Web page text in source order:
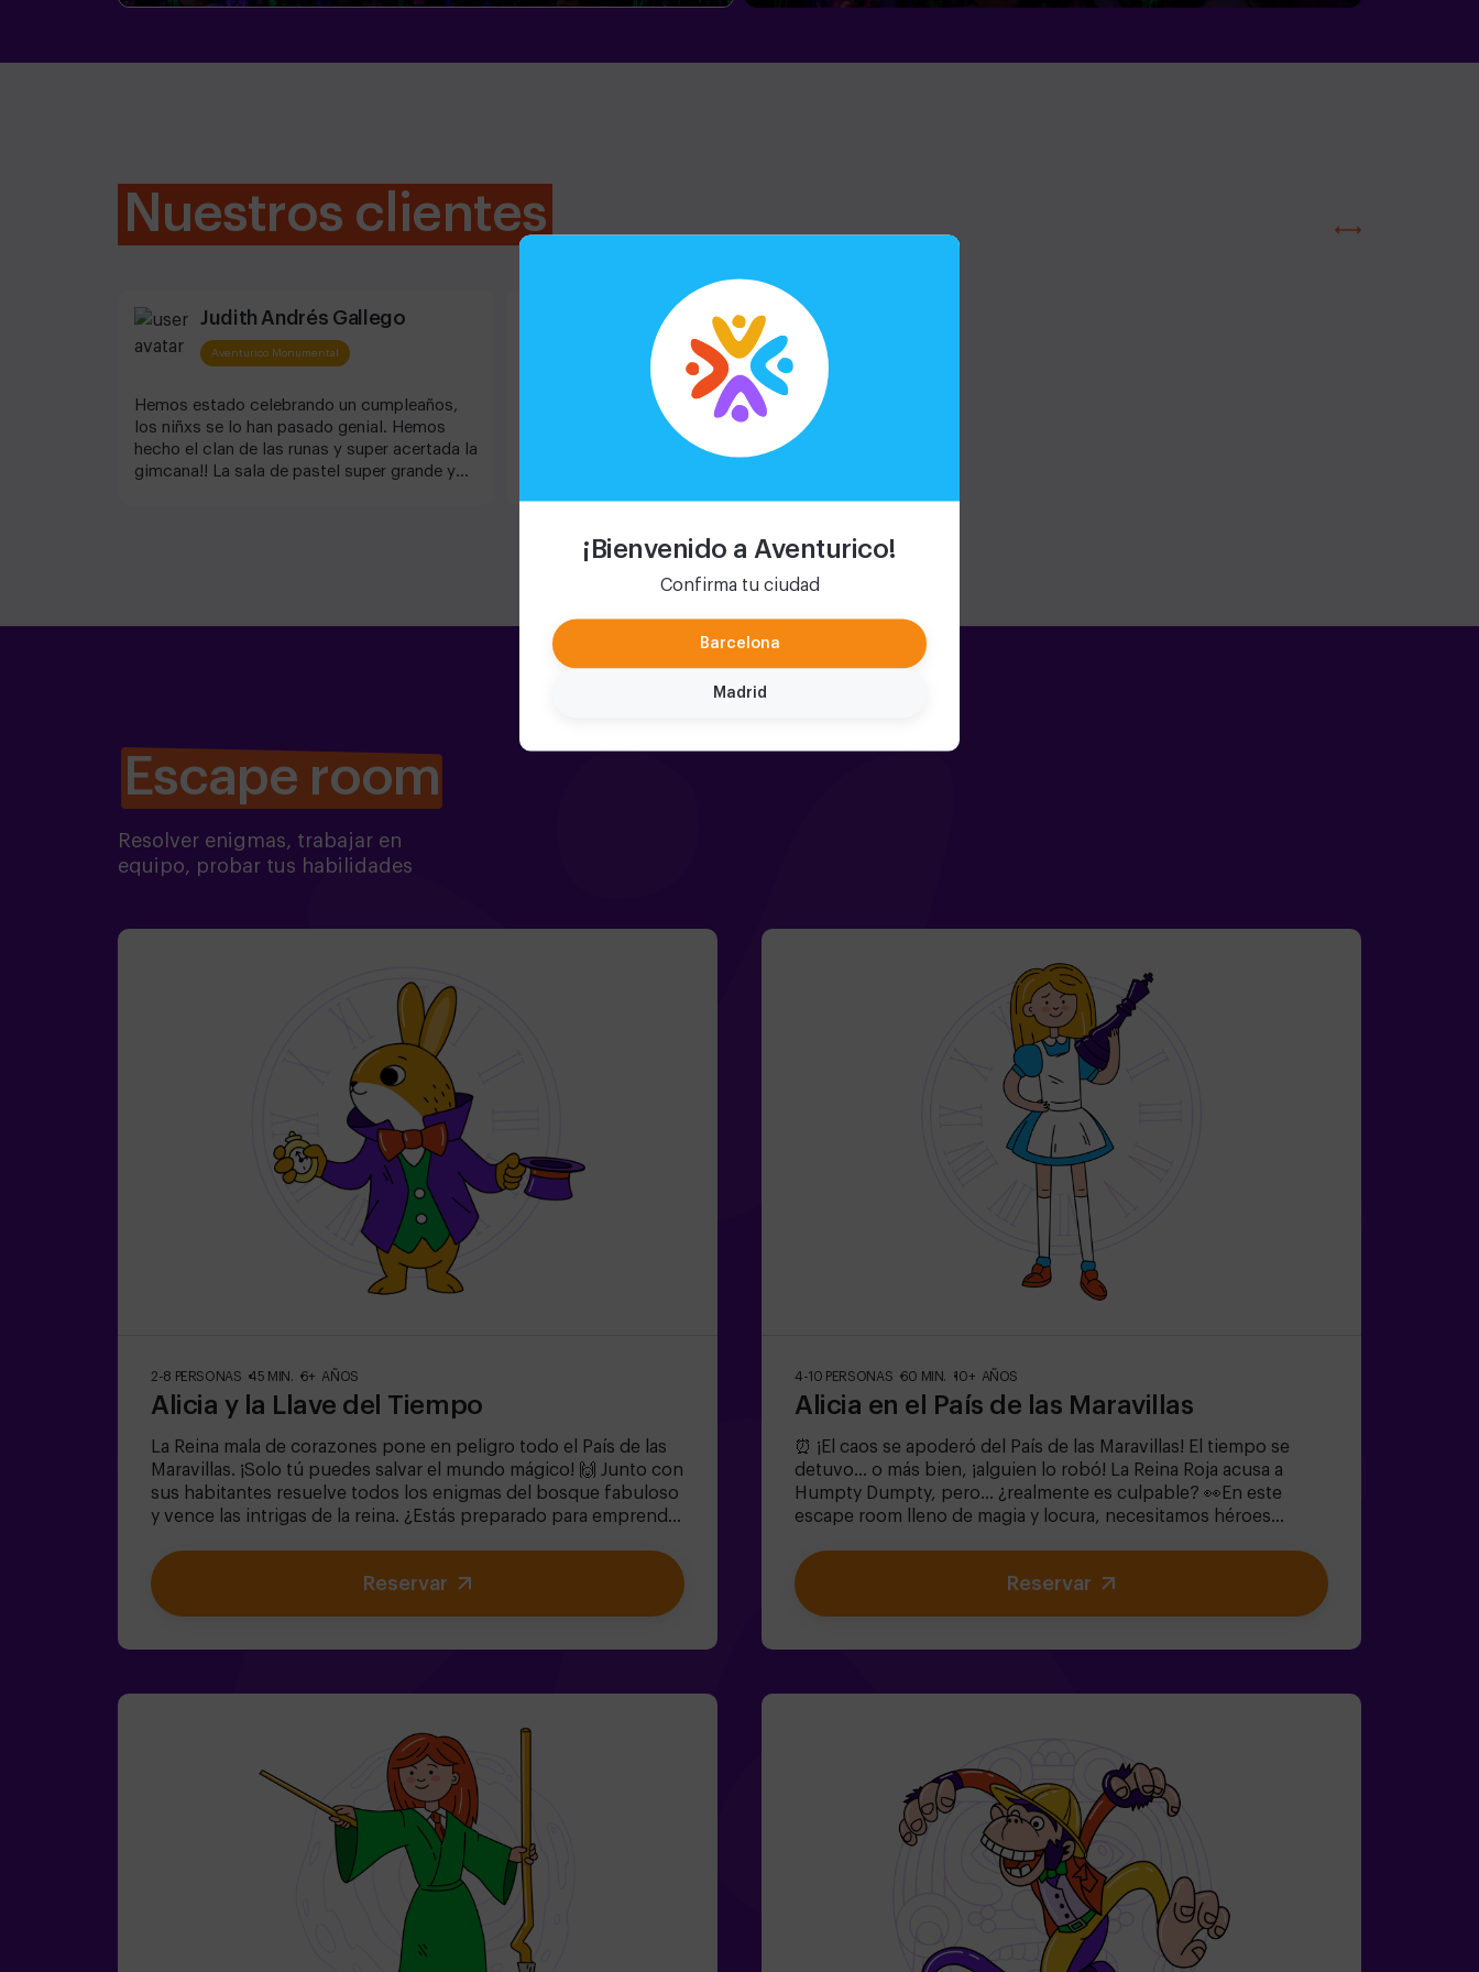
¡Bienvenido a Aventurico!
Confirma tu ciudad
Barcelona
Madrid
Nuestros clientes
Judith Andrés Gallego
Aventurico Monumental
Hemos estado celebrando un cumpleaños,
los niñxs se lo han pasado genial. Hemos
hecho el clan de las runas y super acertada la
gimcana!! La sala de pastel super grande y
Lara Hernandez
Aventurico Monumental
Hemos celebrado el aniversario de mi hija de
9 años y han hecho el Clanes de Runas. Lo
han pasado genial. Repetiremos seguro!
Escape room
Resolver enigmas, trabajar en
equipo, probar tus habilidades
2-8 PERSONAS 45 MIN. 6+ AÑOS
Alicia y la Llave del Tiempo
La Reina mala de corazones pone en peligro todo el País de las
Maravillas. ¡Solo tú puedes salvar el mundo mágico! 🙌 Junto con
sus habitantes resuelve todos los enigmas del bosque fabuloso
y vence las intrigas de la reina. ¿Estás preparado para emprender
juego de escape destinado para niños a partir de 6 años
también! Tenemos posibilidad de reservar un espacio fuera del
local para celebrar, merendar y soplar las velas. 🎂✅ Ideal para
iguales de 14 años tendrán que entrar acompañados por al
Reservar
4-10 PERSONAS 60 MIN. 10+ AÑOS
Alicia en el País de las Maravillas
⏰ ¡El caos se apoderó del País de las Maravillas! El tiempo se
detuvo... o más bien, ¡alguien lo robó! La Reina Roja acusa a
Humpty Dumpty, pero... ¿realmente es culpable? 👀En este
escape room lleno de magia y locura, necesitamos héroes
gustan al Sombrerero).🔹 Enfrentarte a personajes icónicos
(¡cuidado con la Reina de Corazones!).🔹Encontrar el tiempo
perdido antes de que el País de las Maravillas desaparezca para
despedida de soltera | team building¿Serás tú quien salve este
Reservar